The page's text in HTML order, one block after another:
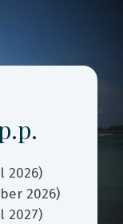
2026)
2026)
2027)